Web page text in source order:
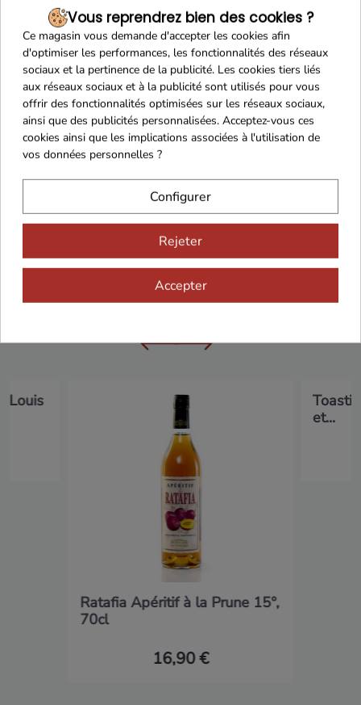
Franco de port 79€ Livraison 24h/48h
Cadeaux dès 99€
Vous aimerez aussi...
Louis
Ratafia Apéritif à la Prune 15°,
70cl
16,90 €
et...
Vous reprendrez bien des cookies ?
Ce magasin vous demande d'accepter les cookies afin
d'optimiser les performances, les fonctionnalités des réseaux
sociaux et la pertinence de la publicité. Les cookies tiers liés
aux réseaux sociaux et à la publicité sont utilisés pour vous
offrir des fonctionnalités optimisées sur les réseaux sociaux,
ainsi que des publicités personnalisées. Acceptez-vous ces
cookies ainsi que les implications associées à l'utilisation de
vos données personnelles ?
Configurer
Rejeter
Accepter